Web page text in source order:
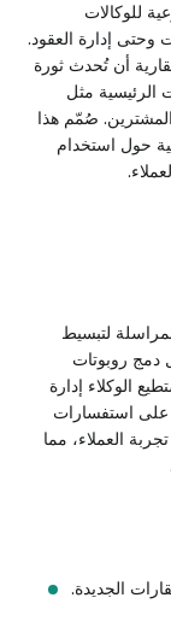
للوكالات
وحتى إدارة العقود.
أن تُحدث ثورة
الرئيسية مثل
المشترين. صُمّم هذا
حول استخدام
لتبسيط
دمج روبوتات
الوكلاء إدارة
على استفسارات
العملاء، مما
الجديدة.